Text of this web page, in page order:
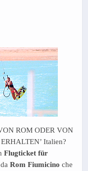
ROM ODER VON
Italien?
Flugticket für
Rom Fiumicino che